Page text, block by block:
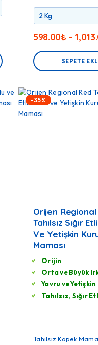
598.00₺–
SEPETE
-35%
Orijen Regional
Tahılsız Sığır
Ve Yetişkin
Maması
Orijin
Orta ve Büyük
Yavru ve
Tahılsız, Sığır
Tahılsız Köpek